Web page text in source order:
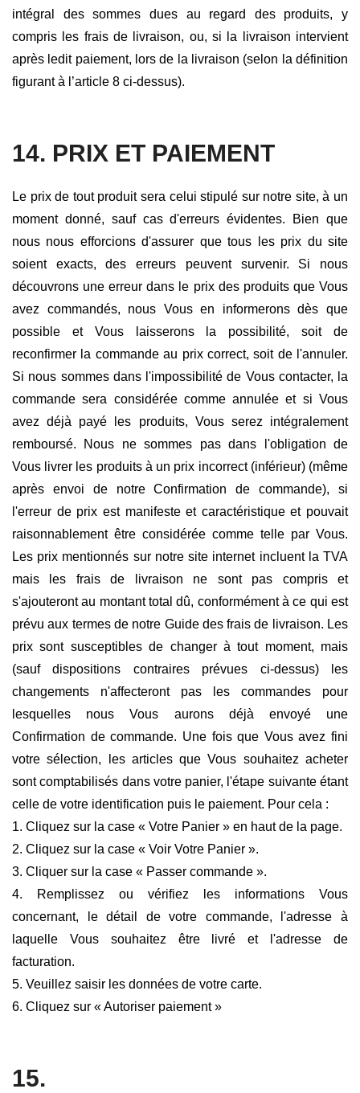
intégral des sommes dues au regard des produits, y
compris les frais de livraison, ou, si la livraison intervient
après ledit paiement, lors de la livraison (selon la définition
figurant à l’article 8 ci-dessus).
14. PRIX ET PAIEMENT
Le prix de tout produit sera celui stipulé sur notre site, à un
moment donné, sauf cas d'erreurs évidentes. Bien que
nous nous efforcions d'assurer que tous les prix du site
soient exacts, des erreurs peuvent survenir. Si nous
découvrons une erreur dans le prix des produits que Vous
avez commandés, nous Vous en informerons dès que
possible et Vous laisserons la possibilité, soit de
reconfirmer la commande au prix correct, soit de l'annuler.
Si nous sommes dans l'impossibilité de Vous contacter, la
commande sera considérée comme annulée et si Vous
avez déjà payé les produits, Vous serez intégralement
remboursé. Nous ne sommes pas dans l'obligation de
Vous livrer les produits à un prix incorrect (inférieur) (même
après envoi de notre Confirmation de commande), si
l'erreur de prix est manifeste et caractéristique et pouvait
raisonnablement être considérée comme telle par Vous.
Les prix mentionnés sur notre site internet incluent la TVA
mais les frais de livraison ne sont pas compris et
s'ajouteront au montant total dû, conformément à ce qui est
prévu aux termes de notre Guide des frais de livraison. Les
prix sont susceptibles de changer à tout moment, mais
(sauf dispositions contraires prévues ci-dessus) les
changements n'affecteront pas les commandes pour
lesquelles nous Vous aurons déjà envoyé une
Confirmation de commande. Une fois que Vous avez fini
votre sélection, les articles que Vous souhaitez acheter
sont comptabilisés dans votre panier, l'étape suivante étant
celle de votre identification puis le paiement. Pour cela :
1. Cliquez sur la case « Votre Panier » en haut de la page.
2. Cliquez sur la case « Voir Votre Panier ».
3. Cliquer sur la case « Passer commande ».
4. Remplissez ou vérifiez les informations Vous
concernant, le détail de votre commande, l'adresse à
laquelle Vous souhaitez être livré et l'adresse de
facturation.
5. Veuillez saisir les données de votre carte.
6. Cliquez sur « Autoriser paiement »
15.